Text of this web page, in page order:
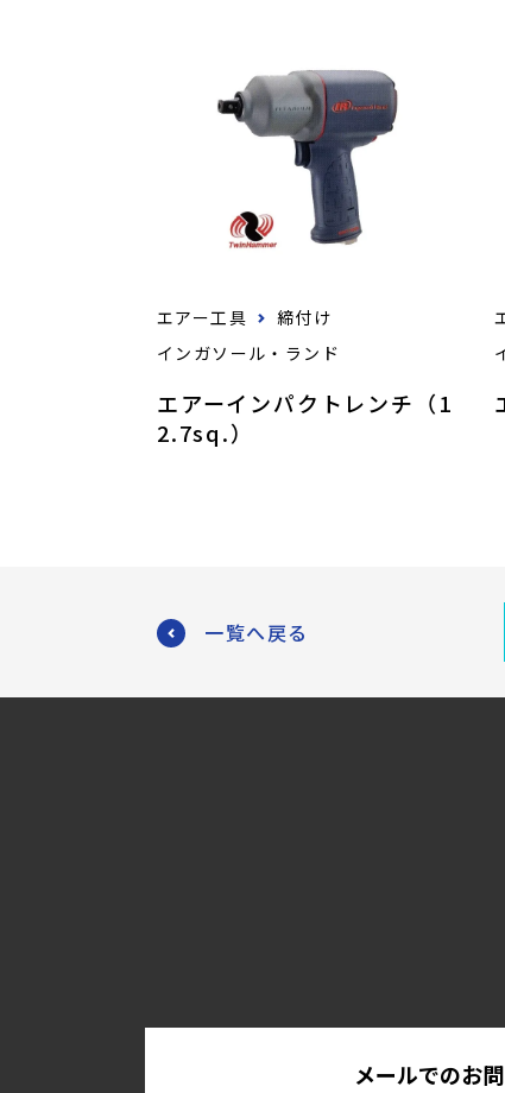
エアー工具
締付け
インガソール・ランド
エアーインパクトレンチ（1
2.7sq.）
一覧へ戻る
メールでのお